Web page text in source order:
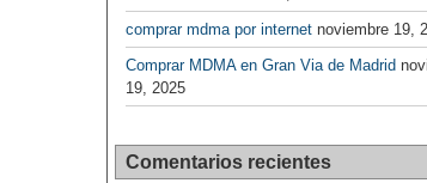
comprar mdma por internet noviembre 19,
Comprar MDMA en Gran Via de Madrid
19, 2025
Comentarios recientes